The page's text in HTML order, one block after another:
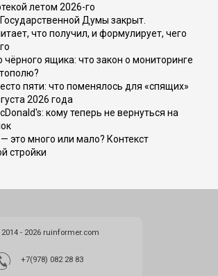
летом 2026-го
Думы закрыт.
что получил, и формулирует, чего
чёрного ящика: что закон о мониторинге
пяти: что поменялось для «спящих»
2026 года
кому теперь не вернуться на
это много или мало? Контекст
стройки
- 2026 ruinformer.com
+7(978) 082 28 83